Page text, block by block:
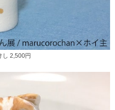
し 2,500円